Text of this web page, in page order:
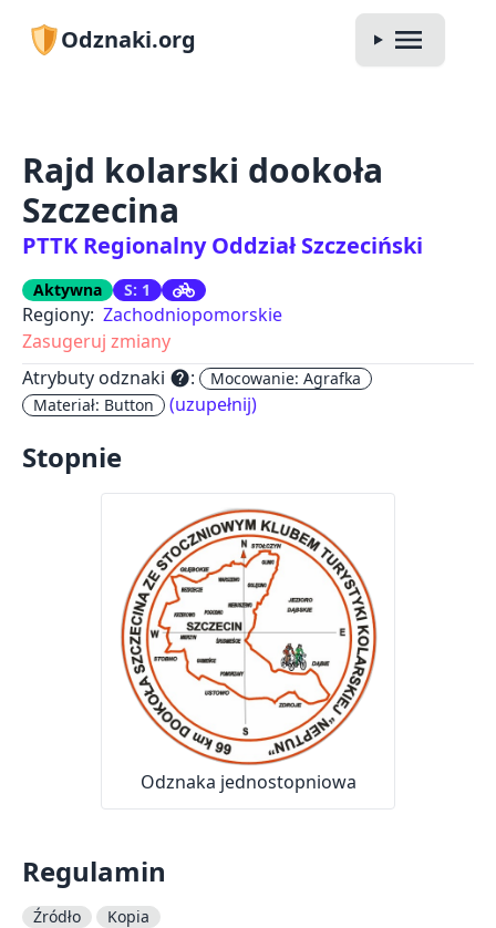
Odznaki.org
Rajd kolarski dookoła
Szczecina
PTTK Regionalny Oddział Szczeciński
Aktywna S: 1
Regiony: Zachodniopomorskie
Zasugeruj zmiany
Atrybuty odznaki help:
Mocowanie: Agrafka
Materiał: Button
(uzupełnij)
Stopnie
Odznaka jednostopniowa
Regulamin
Źródło Kopia